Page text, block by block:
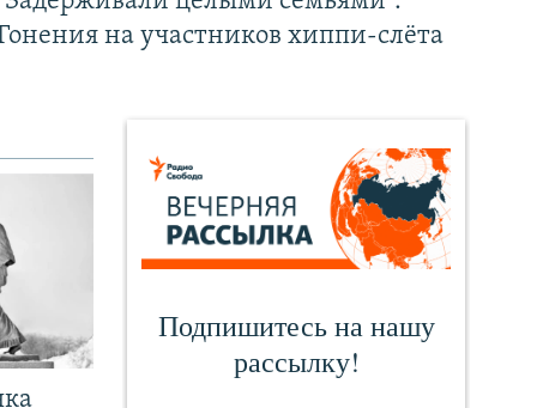
на участников хиппи-слёта